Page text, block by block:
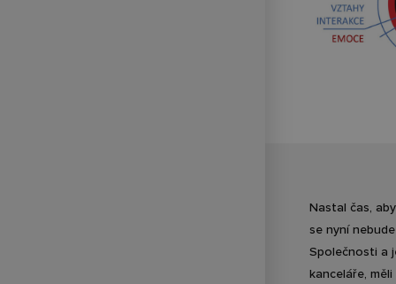
Nastal čas,
se nyní
Společnosti a
kanceláře,